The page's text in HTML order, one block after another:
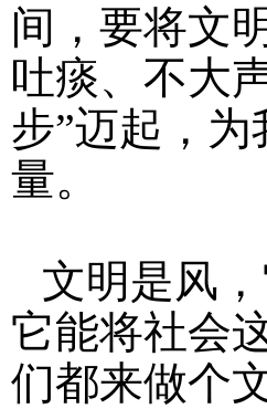
间，要将文
吐痰、不大
步”迈起，
量。
文明是风
它能将社会
们都来做个